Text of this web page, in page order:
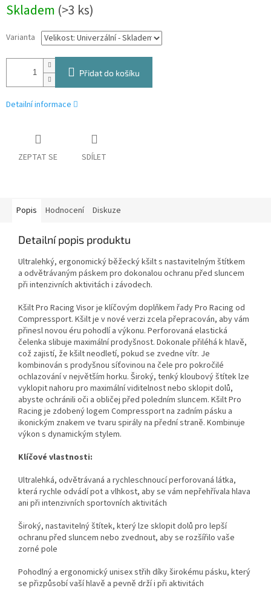
cena:
Skladem (>3 ks)
Varianta
Přidat do košíku
Detailní informace
ZEPTAT SE SDÍLET
Popis Hodnocení Diskuze
Detailní popis produktu
Ultralehký, ergonomický běžecký kšilt s nastavitelným štítkem
a odvětrávaným páskem pro dokonalou ochranu před sluncem
při intenzivních aktivitách i závodech.
Kšilt Pro Racing Visor je klíčovým doplňkem řady Pro Racing od
Compressport. Kšilt je v nové verzi zcela přepracován, aby vám
přinesl novou éru pohodlí a výkonu. Perforovaná elastická
čelenka slibuje maximální prodyšnost. Dokonale přiléhá k hlavě,
což zajistí, že kšilt neodletí, pokud se zvedne vítr. Je
kombinován s prodyšnou síťovinou na čele pro pokročilé
ochlazování v největším horku. Široký, tenký kloubový štítek lze
vyklopit nahoru pro maximální viditelnost nebo sklopit dolů,
abyste ochránili oči a obličej před poledním sluncem. Kšilt Pro
Racing je zdobený logem Compressport na zadním pásku a
ikonickým znakem ve tvaru spirály na přední straně. Kombinuje
výkon s dynamickým stylem.
Klíčové vlastnosti:
Ultralehká, odvětrávaná a rychleschnoucí perforovaná látka,
která rychle odvádí pot a vlhkost, aby se vám nepřehřívala hlava
ani při intenzivních sportovních aktivitách
Široký, nastavitelný štítek, který lze sklopit dolů pro lepší
ochranu před sluncem nebo zvednout, aby se rozšířilo vaše
zorné pole
Pohodlný a ergonomický unisex střih díky širokému pásku, který
se přizpůsobí vaší hlavě a pevně drží i při aktivitách